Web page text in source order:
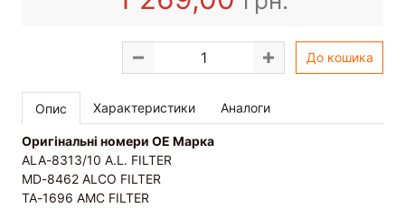
До кошика
Опис Характеристики Аналоги
Оригінальні номери OE Марка
ALA-8313/10 A.L. FILTER
MD-8462 ALCO FILTER
TA-1696 AMC FILTER